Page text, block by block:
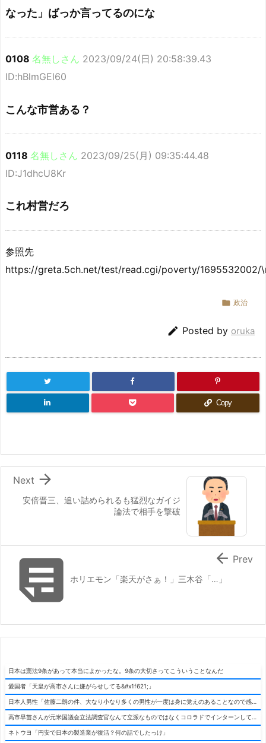
なった」ばっか言ってるのにな
0108 名無しさん 2023/09/24(日) 20:58:39.43
ID:hBlmGEl60
こんな市営ある？
0118 名無しさん 2023/09/25(月) 09:35:44.48
ID:J1dhcU8Kr
これ村営だろ
参照先
https://greta.5ch.net/test/read.cgi/poverty/1695532002/
 政治
 Posted by oruka
Copy
安倍晋三、追い詰められるも猛烈なガイジ
論法で相手を撃破

Next
ホリエモン「楽天がさぁ！」三木谷「…」
 Prev
日本は憲法9条があって本当によかったな。9条の大切さってこういうことなんだ
愛国者「天皇が高市さんに嫌がらせしてる&#x1f621;」
ネトウヨ「円安で日本の製造業が復活？何の話でしたっけ」